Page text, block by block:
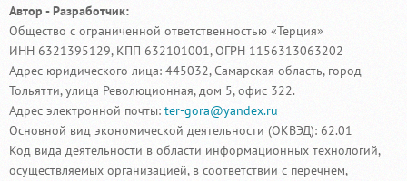
Автор - Разработчик:
Общество с ограниченной ответственностью «Терция»
ИНН 6321395129, КПП 632101001, ОГРН 1156313063202
Адрес юридического лица: 445032, Самарская область, город
Тольятти, улица Революционная, дом 5, офис 322.
Адрес электронной почты: ter-gora@yandex.ru
Основной вид экономической деятельности (ОКВЭД): 62.01
Код вида деятельности в области информационных технологий,
осуществляемых организацией, в соответствии с перечнем,